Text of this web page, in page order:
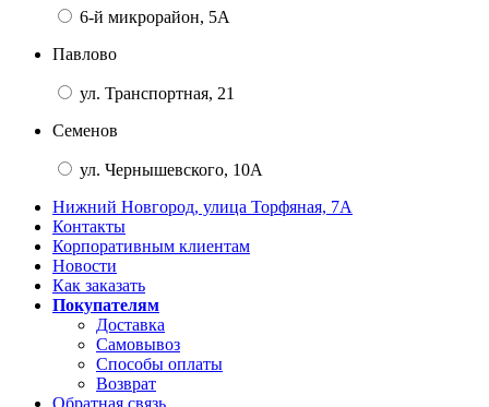
6-й микрорайон, 5А
Павлово
ул. Транспортная, 21
Семенов
ул. Чернышевского, 10А
Нижний Новгород, улица Торфяная, 7А
Контакты
Корпоративным клиентам
Новости
Как заказать
Покупателям
Доставка
Самовывоз
Способы оплаты
Возврат
Обратная связь